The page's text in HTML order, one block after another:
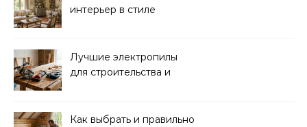
интерьер в стиле
Лучшие электропилы
для строительства и
Как выбрать и правильно